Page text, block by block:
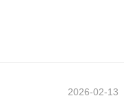
2026-02-13